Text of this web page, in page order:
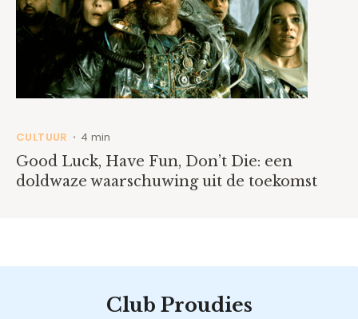
CULTUUR • 4 min
Good Luck, Have Fun, Don’t Die: een
doldwaze waarschuwing uit de toekomst
Club Proudies